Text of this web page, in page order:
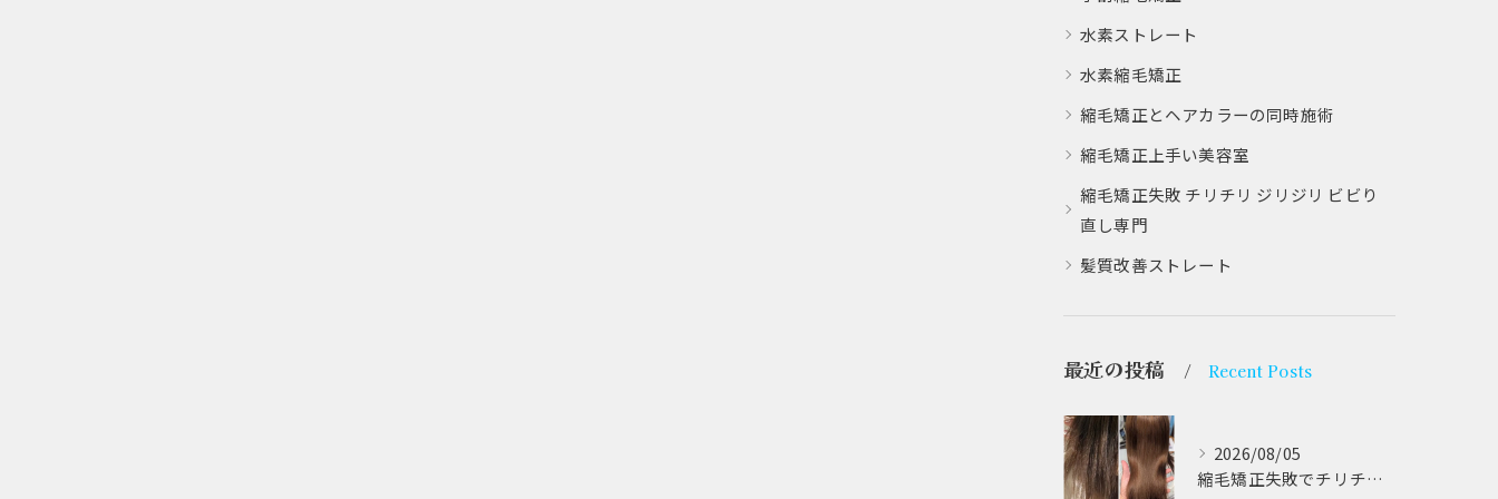
水素ストレート
水素縮毛矯正
縮毛矯正とヘアカラーの同時施術
縮毛矯正上手い美容室
縮毛矯正失敗 チリチリ ジリジリ ビビり
直し専門
髪質改善ストレート
最近の投稿 Recent Posts
2026/08/05
縮毛矯正失敗でチリチリジリジリの髪をビビり直し専門が丁寧に修復する方法解説